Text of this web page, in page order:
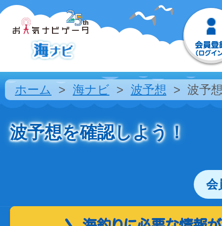
ホーム 海ナビ 波予想 波予
波予想を確認しよう！
会